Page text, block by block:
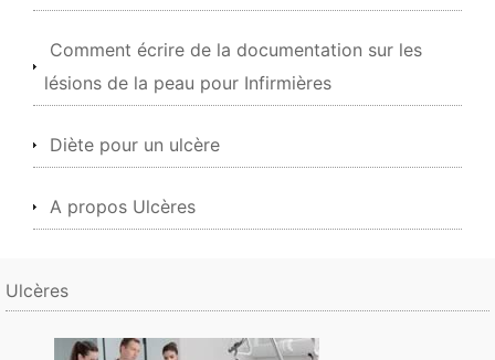
Comment écrire de la documentation sur les
lésions de la peau pour Infirmières
Diète pour un ulcère
A propos Ulcères
Ulcères